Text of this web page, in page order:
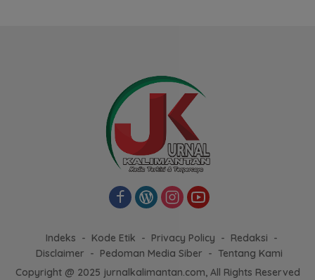
Indeks Kode Etik Privacy Policy
Redaksi
Disclaimer
Pedoman Media Siber
Tentang Kami
Copyright @ 2025 jurnalkalimantan.com, All Rights Reserved